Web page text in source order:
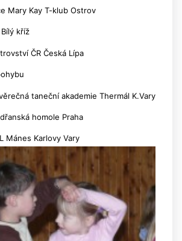
Mary Kay T-klub Ostrov
kříž
ČR Česká Lípa
taneční akademie Thermál K.Vary
homole Praha
DLL Mánes Karlovy Vary